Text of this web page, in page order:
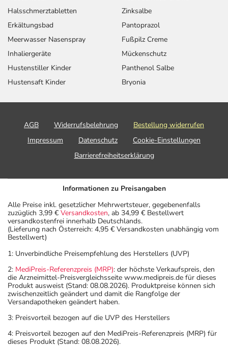
einem Arzt oder Apotheker überschritten werden.
Art der Anwendung?
Nehmen Sie das Arzneimittel mit Flüssigkeit (z.B. 1 Glas
Dauer der Anwendung?
deshalb nur von Ihrem Arzt bestimmt. Prinzipiell ist die
Dauer der Anwendung zeitlich nicht begrenzt, das
Arzneimittel kann daher längerfristig angewendet
Überdosierung?
Übelkeit, Durchfall, Verstopfung und Kopfschmerzen
kommen. Setzen Sie sich bei dem Verdacht auf eine
Überdosierung umgehend mit einem Arzt in Verbindung.
Einnahme vergessen?
Setzen Sie die Einnahme zum nächsten vorgeschriebenen
Zeitpunkt ganz normal (also nicht mit der doppelten
Menge) fort.
Generell gilt: Achten Sie vor allem bei Säuglingen,
Kleinkindern und älteren Menschen auf eine
gewissenhafte Dosierung. Im Zweifelsfalle fragen Sie
Halsschmerztabletten
Erkältungsbad
Meerwasser Nasenspray
Inhaliergeräte
Hustenstiller Kinder
Hustensaft Kinder
Zinksalbe
Pantoprazol
Fußpilz Creme
Mückenschutz
Panthenol Salbe
Bryonia
AGB Widerrufsbelehrung
Bestellung widerrufen
Impressum
Datenschutz
Cookie-Einstellungen
Barrierefreiheitserklärung
Informationen zu Preisangaben
Alle Preise inkl. gesetzlicher Mehrwertsteuer, gegebenenfalls
zuzüglich 3,99 € Versandkosten, ab 34,99 € Bestellwert
versandkostenfrei innerhalb Deutschlands.
(Lieferung nach Österreich: 4,95 € Versandkosten unabhängig vom
Bestellwert)
1: Unverbindliche Preisempfehlung des Herstellers (UVP)
2: MediPreis-Referenzpreis (MRP): der höchste Verkaufspreis, den
die Arzneimittel-Preisvergleichsseite www.medipreis.de für dieses
Produkt ausweist (Stand: 08.08.2026). Produktpreise können sich
zwischenzeitlich geändert und damit die Rangfolge der
Versandapotheken geändert haben.
3: Preisvorteil bezogen auf die UVP des Herstellers
4: Preisvorteil bezogen auf den MediPreis-Referenzpreis (MRP) für
dieses Produkt (Stand: 08.08.2026).